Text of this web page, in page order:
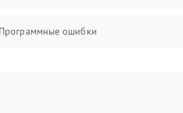
Программные ошибки